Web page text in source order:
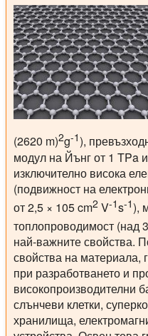
(2620 m)2g-1),
модул на Йънг от 1 TPa
изключително висока
(подвижност на
от 2,5 × 105 cm2 V-1s-1),
топлопроводимост (над
най-важните свойства.
свойства на материала,
при разработването и
високопроизводителни
слънчеви клетки,
хранилища,